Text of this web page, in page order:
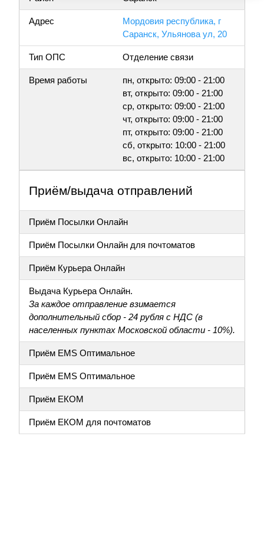
Адрес
Мордовия республика, г
Саранск, Ульянова ул, 20
Тип ОПС Отделение связи
Время работы
пн, открыто: 09:00 - 21:00
вт, открыто: 09:00 - 21:00
ср, открыто: 09:00 - 21:00
чт, открыто: 09:00 - 21:00
пт, открыто: 09:00 - 21:00
сб, открыто: 10:00 - 21:00
вс, открыто: 10:00 - 21:00
Приём/выдача отправлений
Приём Посылки Онлайн
Приём Посылки Онлайн для почтоматов
Приём Курьера Онлайн
Выдача Курьера Онлайн.
За каждое отправление взимается
дополнительный сбор - 24 рубля с НДС (в
населенных пунктах Московской области - 10%).
Приём EMS Оптимальное
Приём EMS Оптимальное
Приём ЕКОМ
Приём ЕКОМ для почтоматов